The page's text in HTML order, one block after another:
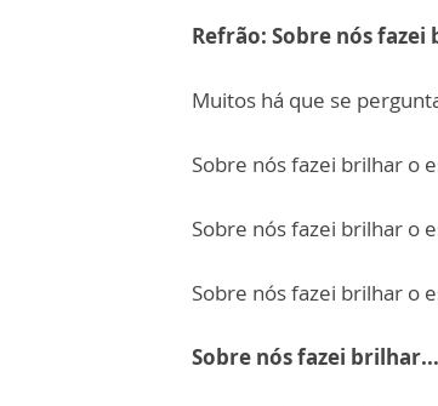
Refrão: Sobre nós fazei
Muitos há que se
Sobre nós fazei brilhar o
Sobre nós fazei brilhar o
Sobre nós fazei brilhar o
Sobre nós fazei brilhar...